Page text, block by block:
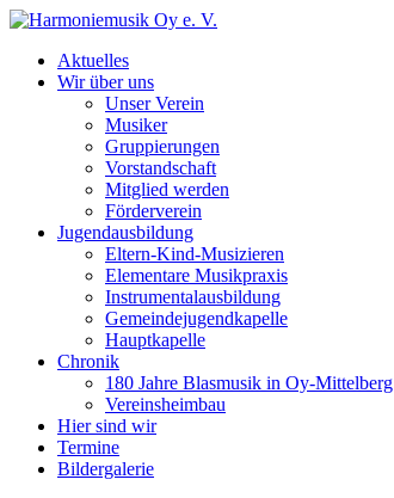
Zum
springenAktuelles
Wir über uns
Unser Verein
Musiker
Gruppierungen
Vorstandschaft
Mitglied werden
Förderverein
Jugendausbildung
Eltern-Kind-Musizieren
Elementare Musikpraxis
Instrumentalausbildung
Gemeindejugendkapelle
Hauptkapelle
Chronik
180 Jahre Blasmusik in Oy-Mittelberg
Vereinsheimbau
Hier sind wir
Termine
Bildergalerie